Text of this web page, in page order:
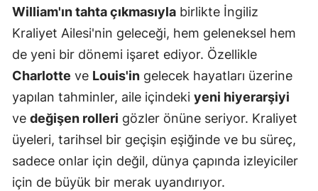
William'ın tahta çıkmasıyla birlikte İngiliz
Kraliyet Ailesi'nin geleceği, hem geleneksel hem
de yeni bir dönemi işaret ediyor. Özellikle
Charlotte ve Louis'in gelecek hayatları üzerine
yapılan tahminler, aile içindeki yeni hiyerarşiyi
ve değişen rolleri gözler önüne seriyor. Kraliyet
üyeleri, tarihsel bir geçişin eşiğinde ve bu süreç,
sadece onlar için değil, dünya çapında izleyiciler
için de büyük bir merak uyandırıyor.